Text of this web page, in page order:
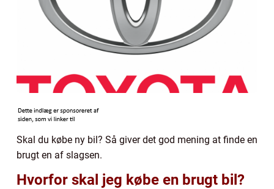
Skal du købe ny bil? Så giver det god mening at finde en
brugt en af slagsen.
Hvorfor skal jeg købe en brugt bil?